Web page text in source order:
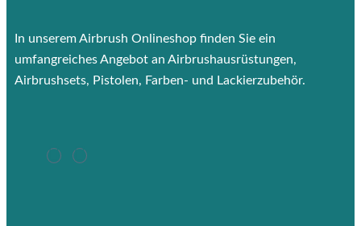
In unserem Airbrush Onlineshop finden Sie ein
umfangreiches Angebot an Airbrushausrüstungen,
Airbrushsets, Pistolen, Farben- und Lackierzubehör.